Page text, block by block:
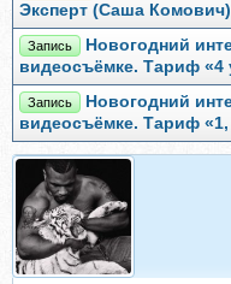
Эксперт (Саша Комович)
Запись
Новогодний
видеосъёмке. Тариф
Запись
Новогодний
видеосъёмке. Тариф